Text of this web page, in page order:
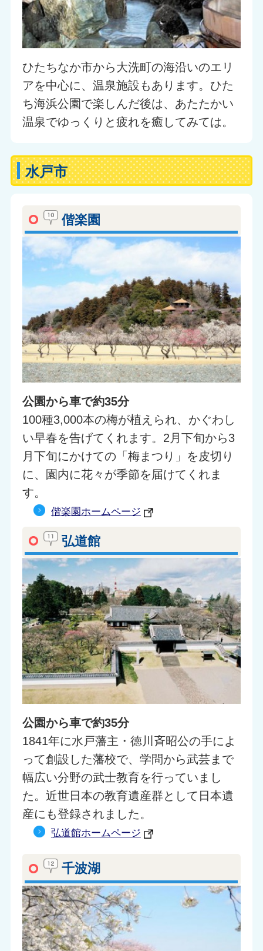
ひたちなか市から大洗町の海沿いのエリ
アを中心に、温泉施設もあります。ひた
ち海浜公園で楽しんだ後は、あたたかい
温泉でゆっくりと疲れを癒してみては。
水戸市
偕楽園
公園から車で約35分
100種3,000本の梅が植えられ、かぐわし
い早春を告げてくれます。2月下旬から3
月下旬にかけての「梅まつり」を皮切り
に、園内に花々が季節を届けてくれま
す。
偕楽園ホームページ
弘道館
公園から車で約35分
1841年に水戸藩主・徳川斉昭公の手によ
って創設した藩校で、学問から武芸まで
幅広い分野の武士教育を行っていまし
た。近世日本の教育遺産群として日本遺
産にも登録されました。
弘道館ホームページ
千波湖